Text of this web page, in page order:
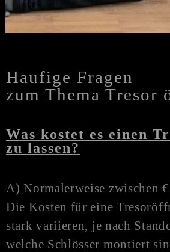
Haufige Fragen
zum Thema Tresor
Was kostet es einen
zu lassen?
A) Normalerweise zwischen
Die Kosten für eine
stark variieren, je nach
welche Schlösser montiert